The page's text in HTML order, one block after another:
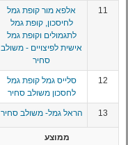
11
אלפא מור קופת גמל
לחיסכון, קופת גמל
לתגמולים וקופת גמל
אישית לפיצויים - משולב
סחיר
12
סלייס גמל קופת גמל
לחסכון משולב סחיר
13 הראל גמל- משולב סחיר
ממוצע